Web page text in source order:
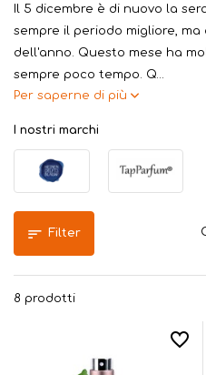
Il 5 dicembre è di nuovo la
sempre il periodo migliore,
dell'anno. Questo mese ha
sempre poco tempo. Q...
Per saperne di più
I nostri marchi
Filter
8 prodotti